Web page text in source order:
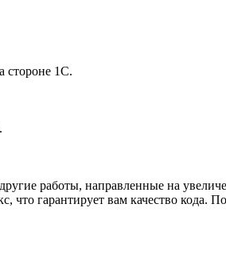
стороне 1С.
работы, направленные на
гарантирует вам качество кода.